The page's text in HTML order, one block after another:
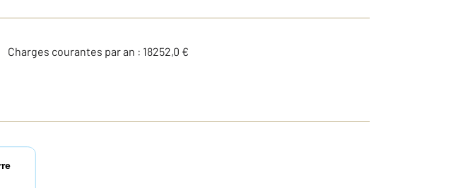
Charges courantes par an : 18252,0 €